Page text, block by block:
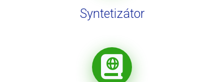
Syntetizátor